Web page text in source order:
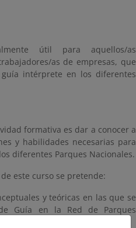
útil para aquellos/as
as de empresas, que
intérprete en los diferentes
formativa es dar a conocer a
y habilidades necesarias para
diferentes Parques Nacionales.
este curso se pretende:
y teóricas en las que se
Guía en la Red de Parques